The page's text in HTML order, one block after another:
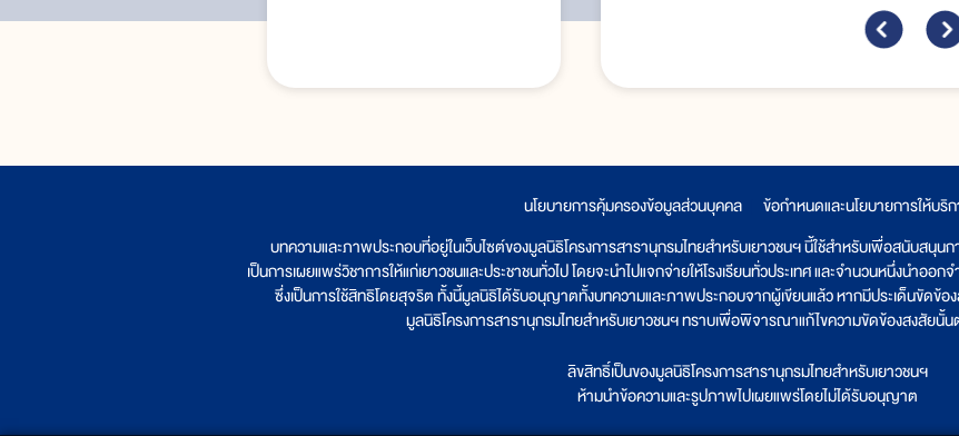
นโยบายการคุ้มครองข้อมูลส่วนบุคคล
ข้อกำหนดและนโยบายการให้บริ
บทความและภาพประกอบที่อยู่ในเว็บไซต์ของมูลนิธิโครงการสารานุกรมไทยสำหรับเยาวชนฯ นี้ใช้สำหรับเพื่อสนับสนุ
เป็นการเผยแพร่วิชาการให้แก่เยาวชนและประชาชนทั่วไป โดยจะนำไปแจกจ่ายให้โรงเรียนทั่วประเทศ และจำนวนหนึ่งนำ
ซึ่งเป็นการใช้สิทธิโดยสุจริต ทั้งนี้มูลนิธิได้รับอนุญาตทั้งบทความและภาพประกอบจากผู้เขียนแล้ว หากมีประเด็นขัดข้อง
มูลนิธิโครงการสารานุกรมไทยสำหรับเยาวชนฯ ทราบเพื่อพิจารณาแก้ไขความขัดข้องสงสัยนั้
ลิขสิทธิ์เป็นของมูลนิธิโครงการสารานุกรมไทยสำหรับเยาวชนฯ
ห้ามนำข้อความและรูปภาพไปเผยแพร่โดยไม่ได้รับอนุญาต